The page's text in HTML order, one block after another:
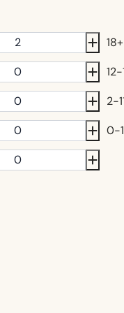
18+
12-
2-
0-1